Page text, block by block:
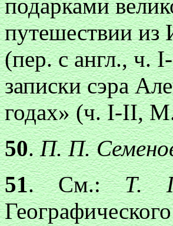
подарками
путешествии
(пер. с англ., ч.
записки сэра
годах» (ч. I-II,
50.П. П.
51. См.:Т.